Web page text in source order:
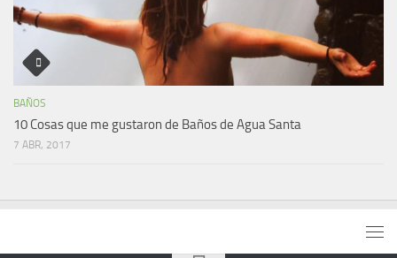
BAÑOS
10 Cosas que me gustaron de Baños de Agua Santa
7 ABR, 2017